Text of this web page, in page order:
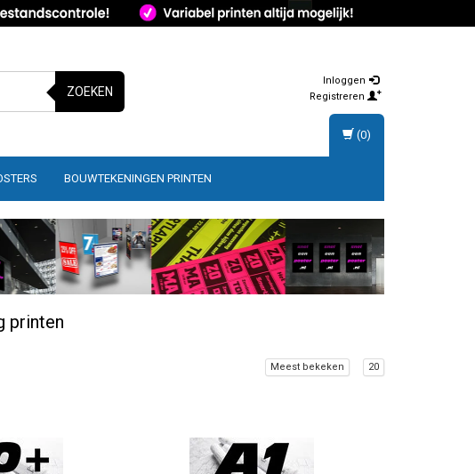
ZOEKEN
Inloggen
Registreren
BOUWTEKENINGEN PRINTEN
(0)
printen
Meest bekeken 20